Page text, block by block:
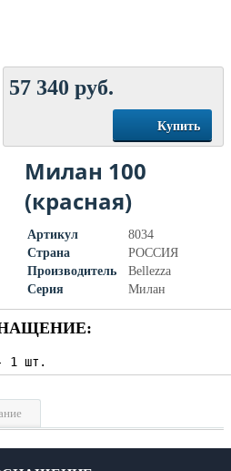
57 340руб.
Купить
Милан 100
(красная)
Артикул
8034
Страна
РОССИЯ
Производитель
Bellezza
Серия
Милан